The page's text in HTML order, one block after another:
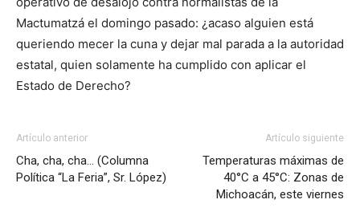
Mactumatzá el domingo pasado: ¿acaso alguien está
queriendo mecer la cuna y dejar mal parada a la autoridad
estatal, quien solamente ha cumplido con aplicar el
Estado de Derecho?
Artículo anterior
Cha, cha, cha… (Columna
Política “La Feria”, Sr. López)
Artículo siguiente
Temperaturas máximas de
40°C a 45°C: Zonas de
Michoacán, este viernes